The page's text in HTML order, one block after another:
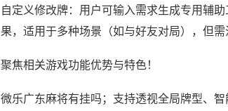
自定义修改牌：用户可输入需求生成专用辅
果，适用于多种场景（如与好友对局），但
聚焦相关游戏功能优势与特色！
微乐广东麻将有挂吗；支持透视全局牌型、